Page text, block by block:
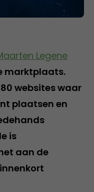
Legene
marktplaats.
websites waar
plaatsen en
is
aan de